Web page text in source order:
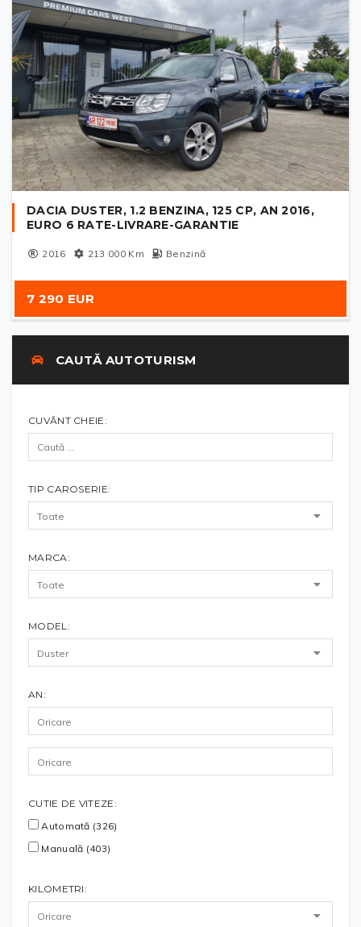
DACIA DUSTER, 1.2 BENZINA, 125 CP, AN 2016,
EURO 6 RATE-LIVRARE-GARANTIE
2016 213 000Km Benzină
7 290 EUR
CAUTĂ AUTOTURISM
CUVÂNT CHEIE:
TIP CAROSERIE:
MARCA:
MODEL:
AN:
CUTIE DE VITEZE:
Automată (326)
Manuală (403)
KILOMETRI: